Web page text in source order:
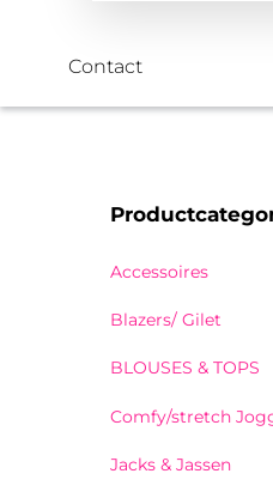
Contact
Accessoires
Blazers/ Gilet
BLOUSES & TOPS
Comfy/stretch
Jacks & Jassen